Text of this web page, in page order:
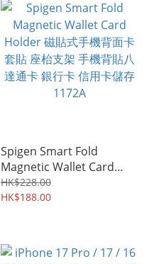
Spigen Smart Fold
Magnetic Wallet Card
Holder 磁貼式手機背面卡
套貼 座枱支架 手機背貼八
HK$228.00
HK$188.00